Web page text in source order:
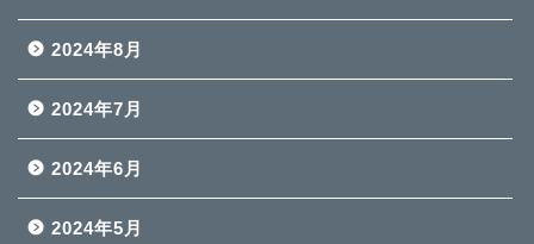
2024年8月
2024年7月
2024年6月
2024年5月